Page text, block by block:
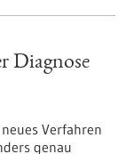
Diagnose
Verfahren
genau